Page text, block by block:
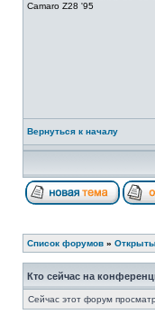
Camaro Z28 '95
Вернуться к началу
Список форумов »
Кто сейчас на
Сейчас этот форум